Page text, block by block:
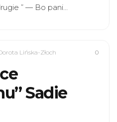
” — Bo pani…
Lińska-Złoch 0
Sadie